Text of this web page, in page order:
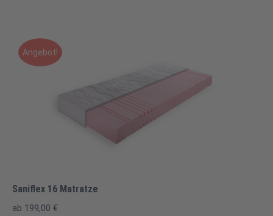
Angebot!
Saniflex 16 Matratze
ab 199,00 €